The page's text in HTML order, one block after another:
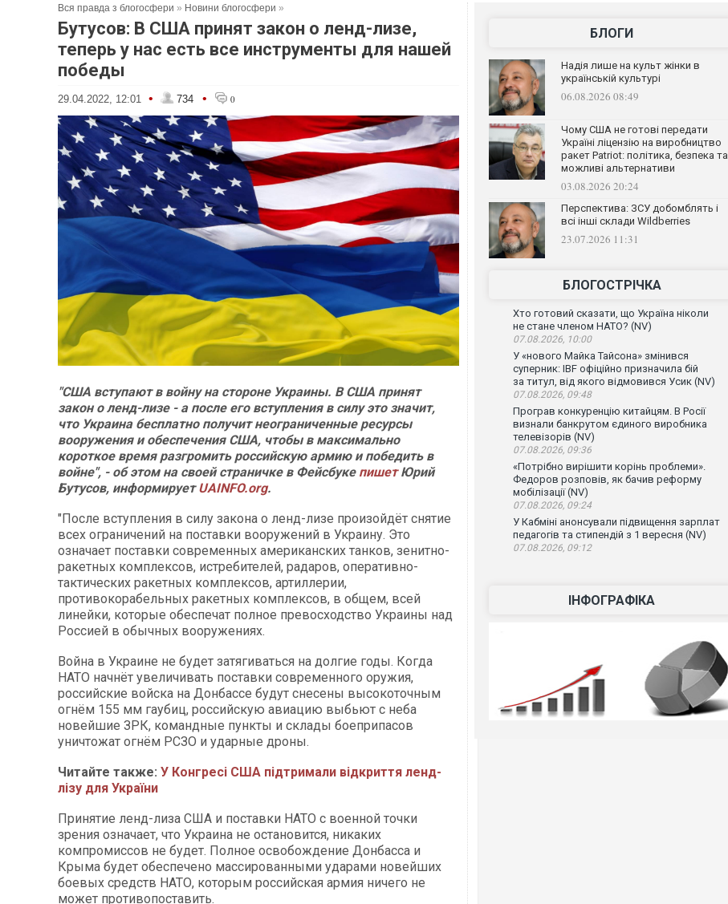
Вся правда з блогосфери » Новини блогосфери »
Бутусов: В США принят закон о ленд-лизе,
теперь у нас есть все инструменты для нашей
победы
29.04.2022, 12:01 • 734 • 0
"США вступают в войну на стороне Украины. В США принят
закон о ленд-лизе - а после его вступления в силу это значит,
что Украина бесплатно получит неограниченные ресурсы
вооружения и обеспечения США, чтобы в максимально
короткое время разгромить российскую армию и победить в
войне", - об этом на своей страничке в Фейсбуке пишетЮрий
Бутусов, информируетUAINFO.org.
"После вступления в силу закона о ленд-лизе произойдёт снятие
всех ограничений на поставки вооружений в Украину. Это
означает поставки современных американских танков, зенитно-
ракетных комплексов, истребителей, радаров, оперативно-
тактических ракетных комплексов, артиллерии,
противокорабельных ракетных комплексов, в общем, всей
линейки, которые обеспечат полное превосходство Украины над
Россией в обычных вооружениях.
Война в Украине не будет затягиваться на долгие годы. Когда
НАТО начнёт увеличивать поставки современного оружия,
российские войска на Донбассе будут снесены высокоточным
огнём 155 мм гаубиц, российскую авиацию выбьют с неба
новейшие ЗРК, командные пункты и склады боеприпасов
уничтожат огнём РСЗО и ударные дроны.
Читайте также: У Конгресі США підтримали відкриття ленд-
лізу для України
Принятие ленд-лиза США и поставки НАТО с военной точки
зрения означает, что Украина не остановится, никаких
компромиссов не будет. Полное освобождение Донбасса и
Крыма будет обеспечено массированными ударами новейших
боевых средств НАТО, которым российская армия ничего не
может противопоставить.
БЛОГИ
Надія лише на культ жінки в
українській культурі
06.08.2026 08:49
Чому США не готові передати
Україні ліцензію на виробництво
ракет Patriot: політика, безпека та
можливі альтернативи
03.08.2026 20:24
Перспектива: ЗСУ добомблять і
всі інші склади Wildberries
23.07.2026 11:31
БЛОГОСТРІЧКА
Хто готовий сказати, що Україна ніколи
не стане членом НАТО? (NV)
07.08.2026, 10:00
У «нового Майка Тайсона» змінився
суперник: IBF офіційно призначила бій
за титул, від якого відмовився Усик (NV)
07.08.2026, 09:48
Програв конкуренцію китайцям. В Росії
визнали банкрутом єдиного виробника
телевізорів (NV)
07.08.2026, 09:36
«Потрібно вирішити корінь проблеми».
Федоров розповів, як бачив реформу
мобілізації (NV)
07.08.2026, 09:24
У Кабміні анонсували підвищення зарплат
педагогів та стипендій з 1 вересня (NV)
07.08.2026, 09:12
ІНФОГРАФІКА